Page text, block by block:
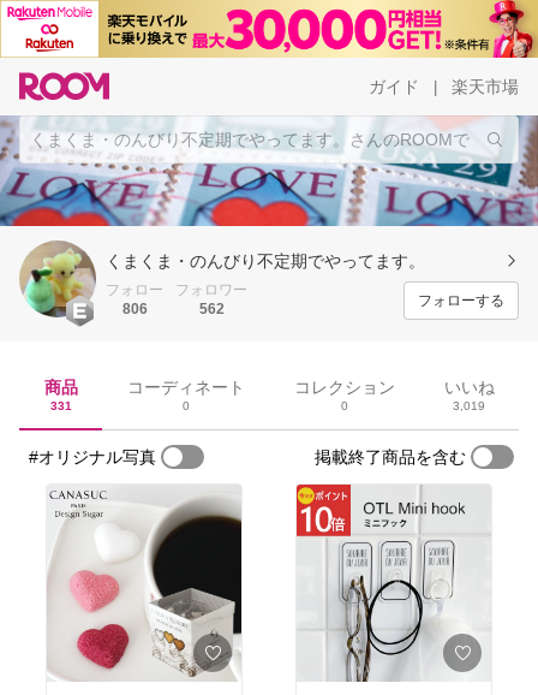
ガイド 楽天市場
くまくま・のんびり不定期でやってます。
フォロー
806
フォロワー
562
フォローする
商品
331
コーディネート
0
コレクション
0
いいね
3,019
#オリジナル写真 掲載終了商品を含む